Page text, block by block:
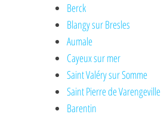
Berck
Blangy sur Bresles
Aumale
Cayeux sur mer
Saint Valéry sur Somme
Saint Pierre de Varengeville
Barentin